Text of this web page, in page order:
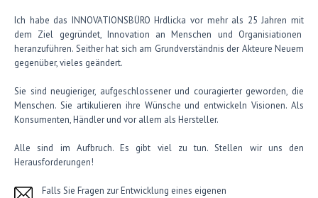
Ich habe das INNOVATIONSBÜRO Hrdlicka vor mehr als 25 Jahren mit
dem Ziel gegründet, Innovation an Menschen und Organisiationen
heranzuführen. Seither hat sich am Grundverständnis der Akteure Neuem
gegenüber, vieles geändert.
Sie sind neugieriger, aufgeschlossener und couragierter geworden, die
Menschen. Sie artikulieren ihre Wünsche und entwickeln Visionen. Als
Konsumenten, Händler und vor allem als Hersteller.
Alle sind im Aufbruch. Es gibt viel zu tun. Stellen wir uns den
Herausforderungen!
Falls Sie Fragen zur Entwicklung eines eigenen